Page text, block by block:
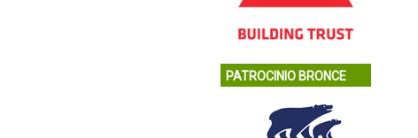
PATROCINIO BRONCE